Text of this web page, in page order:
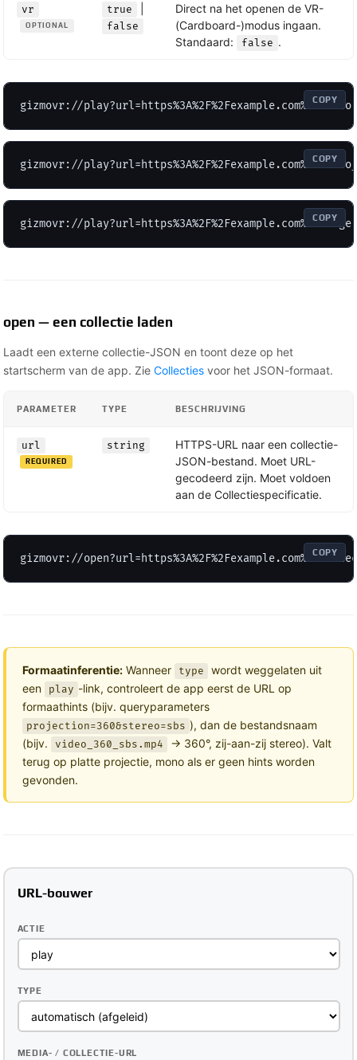
vr
OPTIONAL
true
false
Direct na het openen de VR-
(Cardboard-)modus ingaan.
Standaard:
false .
gizmovr:// COPY
gizmovr:// COPY
gizmovr:// COPY
open — een collectie laden
Laadt een externe collectie-JSON en toont deze op het
startscherm van de app. Zie Collecties voor het JSON-formaat.
PARAMETER TYPE BESCHRIJVING
url
REQUIRED
string
HTTPS-URL naar een collectie-
JSON-bestand. Moet URL-
gecodeerd zijn. Moet voldoen
aan de Collectiespecificatie.
gizmovr:// COPY
Formaatinferentie: Wanneer type
wordt weggelaten uit
een
play -link, controleert de app eerst de URL op
formaathints (bijv. queryparameters
projection=360&stereo=sbs ), dan de bestandsnaam
(bijv.
video_360_sbs.mp4
→ 360°, zij-aan-zij stereo). Valt
terug op platte projectie, mono als er geen hints worden
gevonden.
URL-bouwer
ACTIE
TYPE
MEDIA- / COLLECTIE-URL